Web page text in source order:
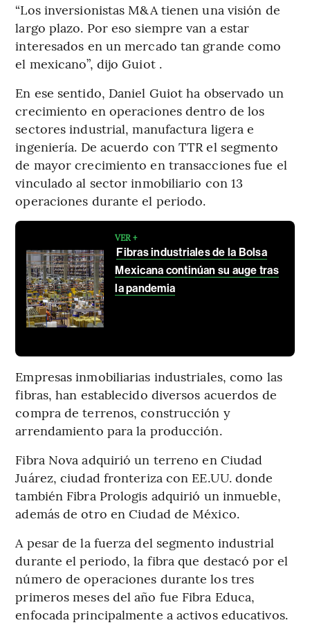
“Los inversionistas M&A tienen una visión de
largo plazo. Por eso siempre van a estar
interesados en un mercado tan grande como
el mexicano”, dijo Guiot .
En ese sentido, Daniel Guiot ha observado un
crecimiento en operaciones dentro de los
sectores industrial, manufactura ligera e
ingeniería. De acuerdo con TTR el segmento
de mayor crecimiento en transacciones fue el
vinculado al sector inmobiliario con 13
operaciones durante el periodo.
VER +
Fibras industriales de la Bolsa
Mexicana continúan su auge tras
la pandemia
Empresas inmobiliarias industriales, como las
fibras, han establecido diversos acuerdos de
compra de terrenos, construcción y
arrendamiento para la producción.
Fibra Nova adquirió un terreno en Ciudad
Juárez, ciudad fronteriza con EE.UU. donde
también Fibra Prologis adquirió un inmueble,
además de otro en Ciudad de México.
A pesar de la fuerza del segmento industrial
durante el periodo, la fibra que destacó por el
número de operaciones durante los tres
primeros meses del año fue Fibra Educa,
enfocada principalmente a activos educativos.